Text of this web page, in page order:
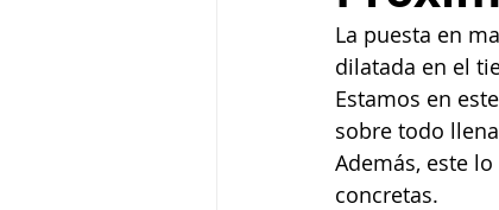
La puesta en
dilatada en el
Estamos en
sobre todo
Además, este
concretas.